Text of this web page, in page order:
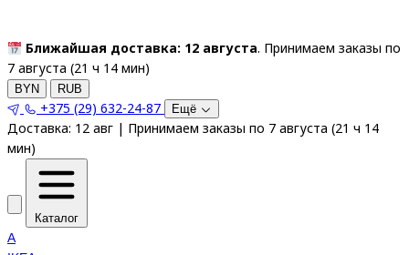
Ближайшая доставка: 12 августа. Принимаем заказы по
7 августа (21 ч 14 мин)
BYN RUB
+375 (29) 632-24-87 Ещё
Доставка: 12 авг | Принимаем заказы по 7 августа (21 ч 14
мин)
Каталог
A